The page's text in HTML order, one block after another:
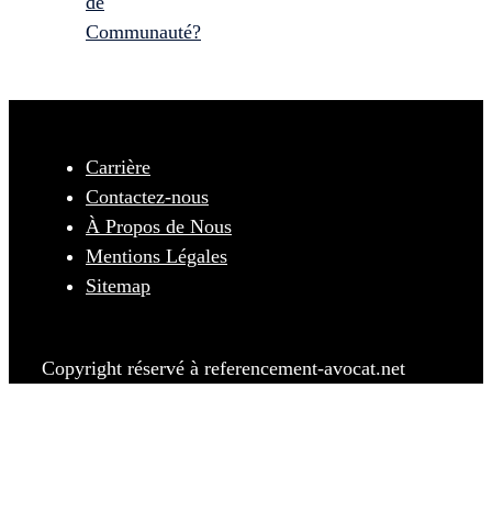
Communauté?
Carrière
Contactez-nous
À Propos de Nous
Mentions Légales
Sitemap
Copyright réservé à referencement-avocat.net